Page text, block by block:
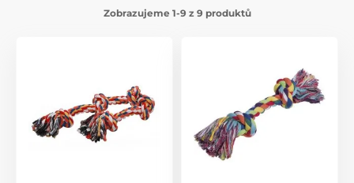
Zobrazujeme 1-9 z 9 produktů